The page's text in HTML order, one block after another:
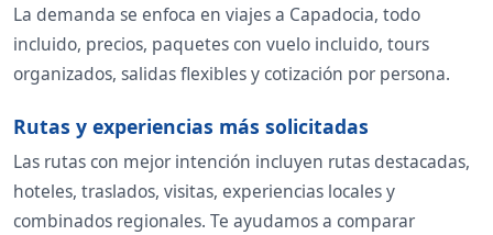
La demanda se enfoca en viajes a Capadocia, todo
incluido, precios, paquetes con vuelo incluido, tours
organizados, salidas flexibles y cotización por persona.
Rutas y experiencias más solicitadas
Las rutas con mejor intención incluyen rutas destacadas,
hoteles, traslados, visitas, experiencias locales y
combinados regionales. Te ayudamos a comparar